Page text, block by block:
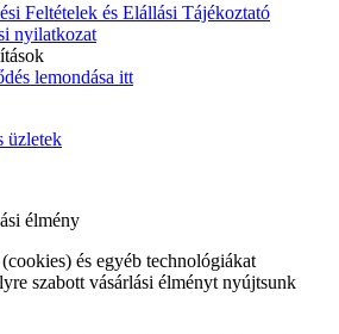
Feltételek és Elállási Tájékoztató
nyilatkozat
lemondása itt
üzletek
élmény
és egyéb technológiákat
szabott vásárlási élményt nyújtsunk